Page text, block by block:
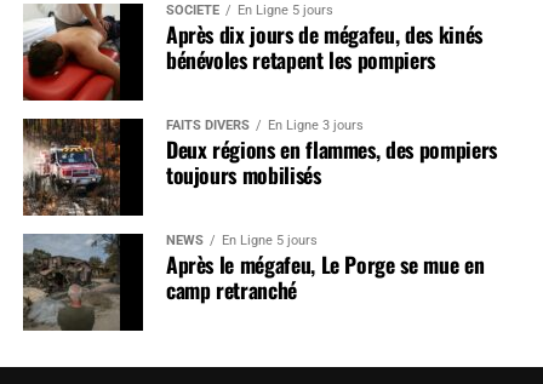
SOCIÉTÉ En Ligne 5 jours
Après dix jours de mégafeu, des kinés
bénévoles retapent les pompiers
FAITS DIVERS En Ligne 3 jours
Deux régions en flammes, des pompiers
toujours mobilisés
NEWS En Ligne 5 jours
Après le mégafeu, Le Porge se mue en
camp retranché